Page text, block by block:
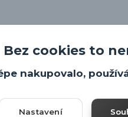
Bez cookies to
nakupovalo,
Nastavení